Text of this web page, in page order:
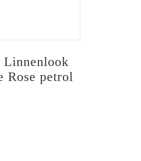
Linnenlook
Rose petrol